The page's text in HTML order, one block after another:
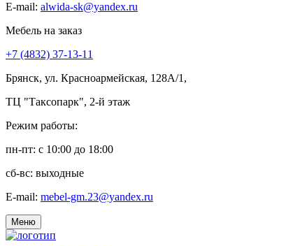
E-mail: alwida-sk@yandex.ru
Мебель на заказ
+7 (4832) 37-13-11
Брянск, ул. Красноармейская, 128А/1,
ТЦ "Таксопарк", 2-й этаж
Режим работы:
пн-пт: c 10:00 до 18:00
сб-вс: выходные
E-mail: mebel-gm.23@yandex.ru
Меню